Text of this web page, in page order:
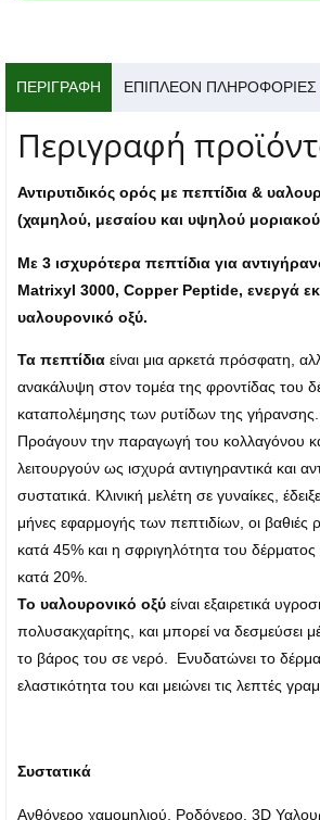
ΠΕΡΙΓΡΑΦΉ ΕΠΙΠΛΈΟΝ ΠΛΗΡΟΦΟΡΊΕΣ
Περιγραφή
Αντιρυτιδικός ορός με πεπτίδια &
(χαμηλού, μεσαίου και υψηλού
Με 3 ισχυρότερα πεπτίδια για
Matrixyl 3000, Copper Peptide, ενεργά
υαλουρονικό οξύ.
Τα πεπτίδια είναι μια αρκετά πρόσφατη,
ανακάλυψη στον τομέα της φροντίδας του
καταπολέμησης των ρυτίδων της γήρανσης.
Προάγουν την παραγωγή του κολλαγόνου
λειτουργούν ως ισχυρά αντιγηραντικά και
συστατικά. Κλινική μελέτη σε γυναίκες,
μήνες εφαρμογής των πεπτιδίων, οι βαθιές
κατά 45% και η σφριγηλότητα του
κατά 20%.
Το υαλουρονικό οξύ είναι εξαιρετικά
πολυσακχαρίτης, και μπορεί να δεσμεύσει
το βάρος του σε νερό. Ενυδατώνει το
ελαστικότητα του και μειώνει τις λεπτές
Συστατικά
Ανθόνερο χαμομηλιού, Ροδόνερο, 3D